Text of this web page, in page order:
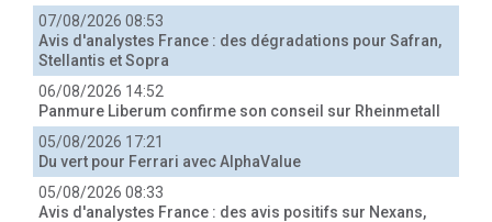
07/08/2026 08:53
Avis d'analystes France : des dégradations pour Safran,
Stellantis et Sopra
06/08/2026 14:52
Panmure Liberum confirme son conseil sur Rheinmetall
05/08/2026 17:21
Du vert pour Ferrari avec AlphaValue
05/08/2026 08:33
Avis d'analystes France : des avis positifs sur Nexans,